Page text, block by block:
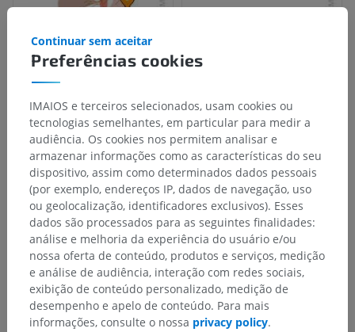
Preferências cookies
Continuar sem aceitar
IMAIOS e terceiros selecionados, usam cookies ou
tecnologias semelhantes, em particular para medir a
audiência. Os cookies nos permitem analisar e
armazenar informações como as características do seu
dispositivo, assim como determinados dados pessoais
(por exemplo, endereços IP, dados de navegação, uso
ou geolocalização, identificadores exclusivos). Esses
dados são processados para as seguintes finalidades:
análise e melhoria da experiência do usuário e/ou
nossa oferta de conteúdo, produtos e serviços, medição
e análise de audiência, interação com redes sociais,
exibição de conteúdo personalizado, medição de
desempenho e apelo de conteúdo. Para mais
informações, consulte o nossa privacy policy.